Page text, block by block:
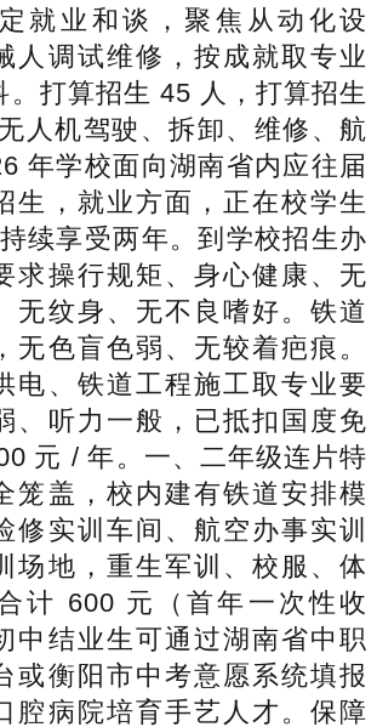
就业和谈，聚焦从动化设
人调试维修，按成就取专业
。打算招生 45 人，打算招生
人机驾驶、拆卸、维修、航
年学校面向湖南省内应往届
生，就业方面，正在校学生
续享受两年。到学校招生办
求操行规矩、身心健康、无
无纹身、无不良嗜好。铁道
无色盲色弱、无较着疤痕。
电、铁道工程施工取专业要
、听力一般，已抵扣国度免
元 / 年。一、二年级连片特
笼盖，校内建有铁道安排模
修实训车间、航空办事实训
场地，重生军训、校服、体
计 600 元（首年一次性收
中结业生可通过湖南省中职
或衡阳市中考意愿系统填报
腔病院培育手艺人才。保障